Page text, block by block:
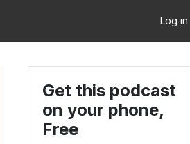
Log in
Get this podcast
on your phone,
Free